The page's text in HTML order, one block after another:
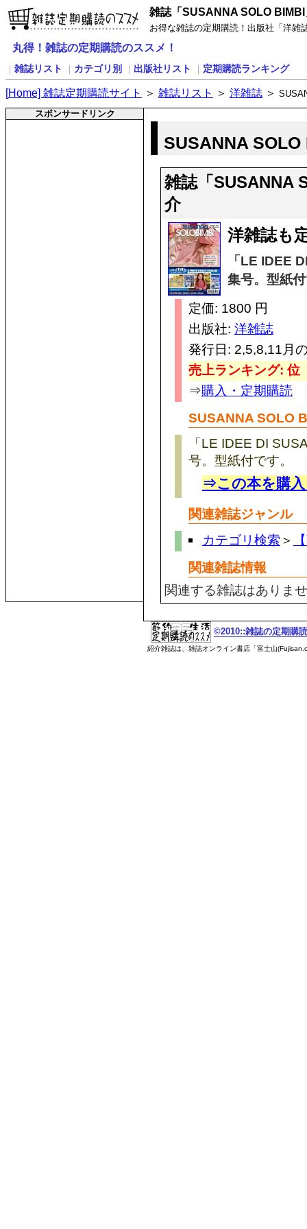
雑誌「SUSANNA SOLO BIMBI
お得な雑誌の定期購読！出版社「洋雑
丸得！雑誌の定期購読のススメ！
雑誌リスト カテゴリ別 出版社リスト 定期購読ランキング
[Home] 雑誌定期購読サイト ＞ 雑誌リスト ＞ 洋雑誌 ＞
スポンサードリンク
SUSANNA
雑誌「SUSANNA
介
洋雑誌も
「LE IDEE
集号。型紙
定価: 1800 円
出版社: 洋雑誌
発行日: 2,5,8,11月
売上ランキング: 位
⇒購入・定期購読
SUSANNA SOLO
「LE IDEE DI
号。型紙付です。
⇒この本を購
関連雑誌ジャンル
カテゴリ検索 ＞
関連雑誌情報
関連する雑誌はありま
©2010::雑誌の定期購
紹介雑誌は、雑誌オンライン書店「富士山